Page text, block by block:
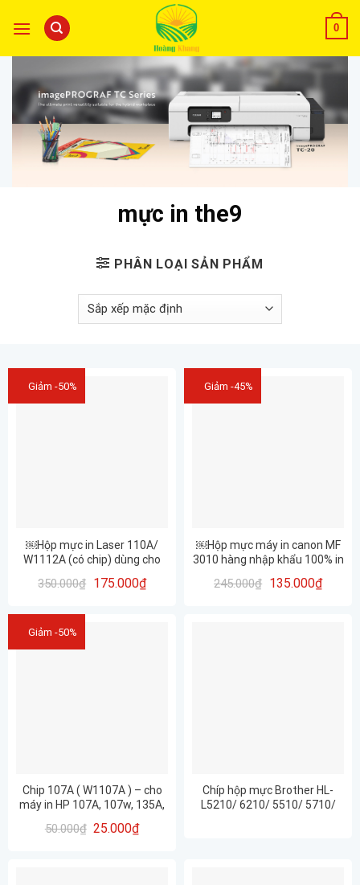
0
mực in the9
PHÂN LOẠI SẢN PHẨM
Giảm -50%
￼Hộp mực in Laser 110A/
W1112A (có chip) dùng cho
136W _Hàng nhập khẩu mới
350.000₫ 175.000₫
Giảm -45%
￼Hộp mực máy in canon MF
3010 hàng nhập khẩu 100% in
245.000₫ 135.000₫
Giảm -50%
Chip 107A ( W1107A ) – cho
máy in HP 107A, 107w, 135A,
50.000₫ 25.000₫
Chíp hộp mực Brother HL-
L5210/ 6210/ 5510/ 5710/